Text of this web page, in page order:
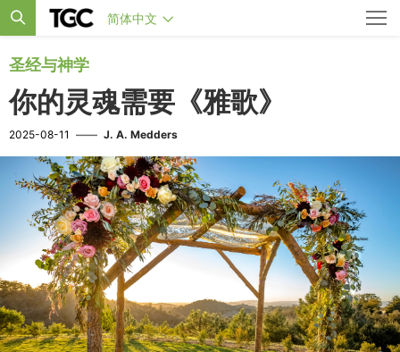
简体中文
圣经与神学
你的灵魂需要《雅歌》
2025-08-11 —— J. A. Medders